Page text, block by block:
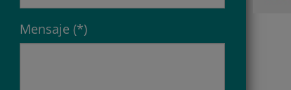
Mensaje (*)